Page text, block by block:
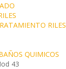
RILES
QUIMICOS
43